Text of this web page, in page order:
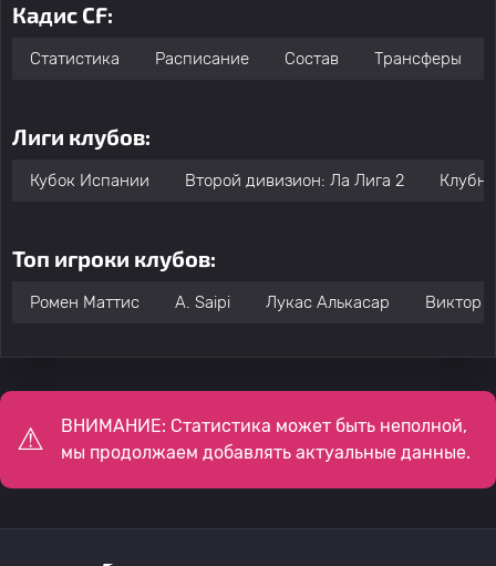
Кадис CF:
Статистика Расписание Состав Трансферы
Лиги клубов:
Кубок Испании Второй дивизион: Ла Лига 2
Топ игроки клубов:
Ромен Маттис A. Saipi Лукас Алькасар Виктор
ВНИМАНИЕ: Статистика может быть неполной,
мы продолжаем добавлять актуальные данные.